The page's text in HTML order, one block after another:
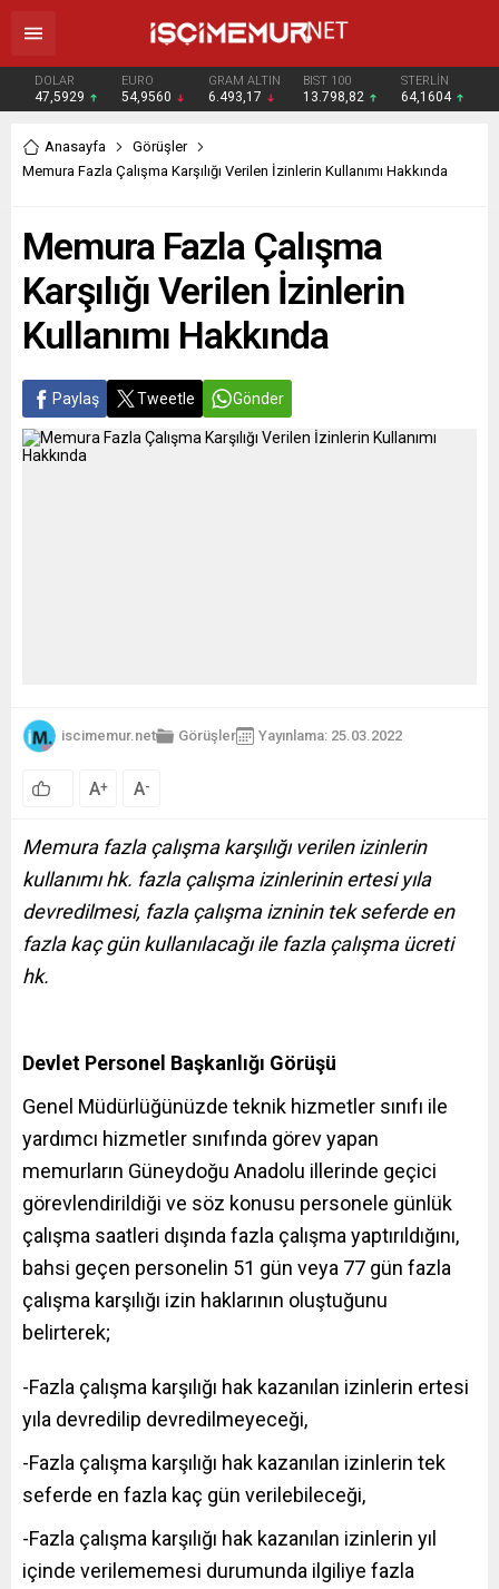
DOLAR
47,5929
EURO
54,9560
GRAM ALTIN
6.493,17
BIST 100
13.798,82
STERLİN
64,1604
Anasayfa
Görüşler
Memura Fazla Çalışma Karşılığı Verilen İzinlerin Kullanımı Hakkında
Memura Fazla Çalışma
Karşılığı Verilen İzinlerin
Kullanımı Hakkında
Paylaş Tweetle Gönder
iscimemur.net Görüşler Yayınlama: 25.03.2022
A+ A-
Memura fazla çalışma karşılığı verilen izinlerin
kullanımı hk. fazla çalışma izinlerinin ertesi yıla
devredilmesi, fazla çalışma izninin tek seferde en
fazla kaç gün kullanılacağı ile fazla çalışma ücreti
hk.
Devlet Personel Başkanlığı Görüşü
Genel Müdürlüğünüzde teknik hizmetler sınıfı ile
yardımcı hizmetler sınıfında görev yapan
memurların Güneydoğu Anadolu illerinde geçici
görevlendirildiği ve söz konusu personele günlük
çalışma saatleri dışında fazla çalışma yaptırıldığını,
bahsi geçen personelin 51 gün veya 77 gün fazla
çalışma karşılığı izin haklarının oluştuğunu
belirterek;
-Fazla çalışma karşılığı hak kazanılan izinlerin ertesi
yıla devredilip devredilmeyeceği,
-Fazla çalışma karşılığı hak kazanılan izinlerin tek
seferde en fazla kaç gün verilebileceği,
-Fazla çalışma karşılığı hak kazanılan izinlerin yıl
içinde verilememesi durumunda ilgiliye fazla